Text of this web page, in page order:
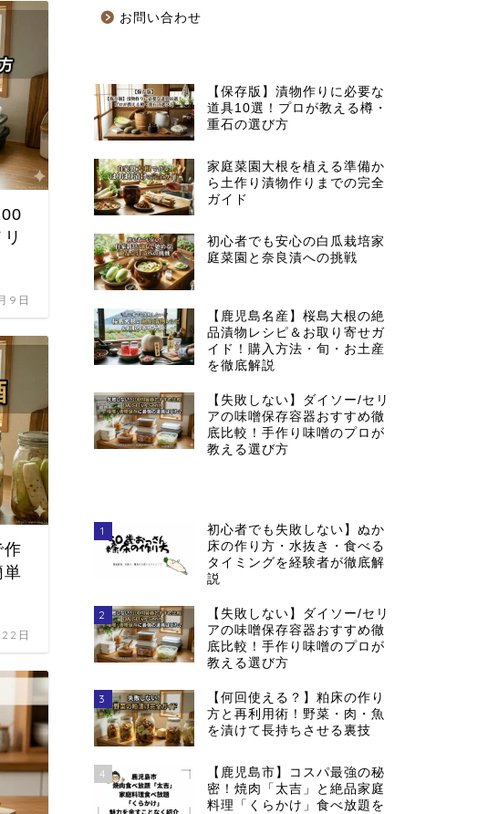
9日
作
単
日
お問い合わせ
【保存版】漬物作りに必要な
道具10選！プロが教える樽・
重石の選び方
家庭菜園大根を植える準備か
ら土作り漬物作りまでの完全
ガイド
初心者でも安心の白瓜栽培家
庭菜園と奈良漬への挑戦
【鹿児島名産】桜島大根の絶
品漬物レシピ＆お取り寄せガ
イド！購入方法・旬・お土産
を徹底解説
【失敗しない】ダイソー/セリ
アの味噌保存容器おすすめ徹
底比較！手作り味噌のプロが
教える選び方
1
初心者でも失敗しない】ぬか
床の作り方・水抜き・食べる
タイミングを経験者が徹底解
説
2
【失敗しない】ダイソー/セリ
アの味噌保存容器おすすめ徹
底比較！手作り味噌のプロが
教える選び方
3
【何回使える？】粕床の作り
方と再利用術！野菜・肉・魚
を漬けて長持ちさせる裏技
4
【鹿児島市】コスパ最強の秘
密！焼肉「太吉」と絶品家庭
料理「くらかけ」食べ放題を